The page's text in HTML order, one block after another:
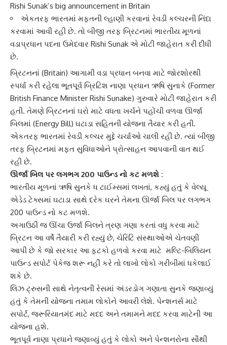
Rishi Sunak’s big announcement in Britain
એકતરફ ભારતમાં મફતની લ્હાણી કરવાનાં રેવડી કલ્ચરની નિંદા
કરવામાં આવી રહી છે. તો બીજી તરફ બ્રિટનમાં ભારતીય મૂળનાં
વડાપ્રધાન પદના ઉમેદવાર Rishi Sunak એ મોટી જાહેરાત કરી દીધી
છે.
બ્રિટનનાં (Britain) આગામી વડા પ્રધાન બનવા માટે જોરશોરથી
સ્પર્ધા કરી રહેલા ભૂતપૂર્વ બ્રિટિશ નાણા પ્રધાન ઋષિ સુનાકે (Former
British Finance Minister Rishi Sunake) ગુરુવારે મોટી જાહેરાત કરી
હતી. તેમણે બ્રિટનનાં ઘરો માટે વધતા ખર્ચને પહોંચી વળવા ઊર્જા
બિલમાં (Energy Bill) ઘટાડા સહિતની યોજના તૈયાર કરી હતી.
એકતરફ ભારતમાં રેવડી કલ્ચર મુદ્દે ચર્ચાઓ ચાલી રહી છે. ત્યાં બીજી
તરફ બ્રિટનમાં મફત સુવિધાઓને પ્રોત્સાહન આપવાની વાત થઈ
રહી છે.
ઊર્જા બિલ પર લગભગ 200 પાઉન્ડનો કટ મળશે :
ભારતીય મૂળનાં ઋષિ સુનકે ધ ટાઈમ્સમાં લખતાં, કહ્યું હતું કે વેલ્યૂ
એડેડ ટેક્સમાં ઘટાડા સાથે દરેક ઘરને તેમના ઊર્જા બિલ પર લગભગ
200 પાઉન્ડ નો કટ મળશે.
અગાઉઠી જ ઊંચા ઉર્જા બિલને ત્રણ ગણા કરતાં વધુ કરવા માટે
બ્રિટન આ વર્ષે તૈયારી કરી રહ્યું છે, ચેરિટિ સંસ્થાઓએ ચેતવણી
આપી છે કે જો સરકાર આ ફટકો હળવો કરવા માટે મલ્ટિ-બિલિયન
પાઉન્ડ સપોર્ટ પેકેજ શરૂ નહીં કરે તો લાખો લોકો ગરીબીમાં ધકેલાઈ
શકે છે.
લિઝ ટ્રુસની સાથે નેતૃત્વની રેસમાં અંડરડોગ ગણાતા સુનકે જણાવ્યું
હતું કે તેમની યોજના તમામ લોકોને આવરી લેશે. પેન્શનર્સ માટે
સપોર્ટ, જરૂરિયાતમંદ માટે મદદ અને તમામને મદદ કરવા માટેની આ
યોજના હશે.
ભૂતપૂર્વ નાણા પ્રધાને જણાવ્યું હતું કે લોકો અને પેન્શનરોના સૌથી